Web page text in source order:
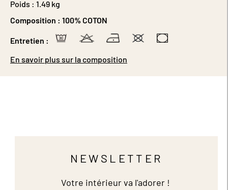
Poids : 1.49 kg
Composition : 100% COTON
Entretien :
En savoir plus sur la composition
NEWSLETTER
Votre intérieur va l'adorer !